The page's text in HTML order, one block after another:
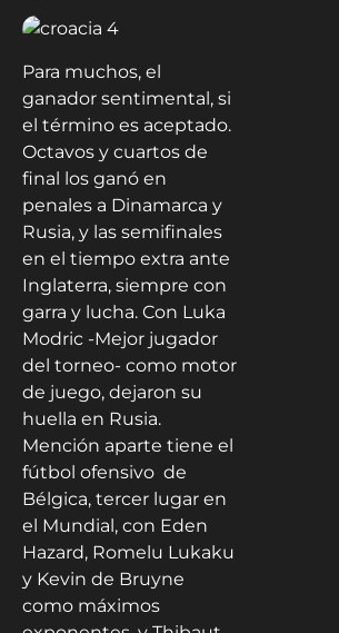
Para muchos, el
ganador sentimental, si
el término es aceptado.
Octavos y cuartos de
final los ganó en
penales a Dinamarca y
Rusia, y las semifinales
en el tiempo extra ante
Inglaterra, siempre con
garra y lucha. Con Luka
Modric -Mejor jugador
del torneo- como motor
de juego, dejaron su
huella en Rusia.
Mención aparte tiene el
fútbol ofensivo de
Bélgica, tercer lugar en
el Mundial, con Eden
Hazard, Romelu Lukaku
y Kevin de Bruyne
como máximos